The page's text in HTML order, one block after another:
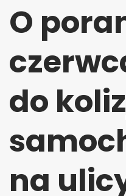
O
do
na